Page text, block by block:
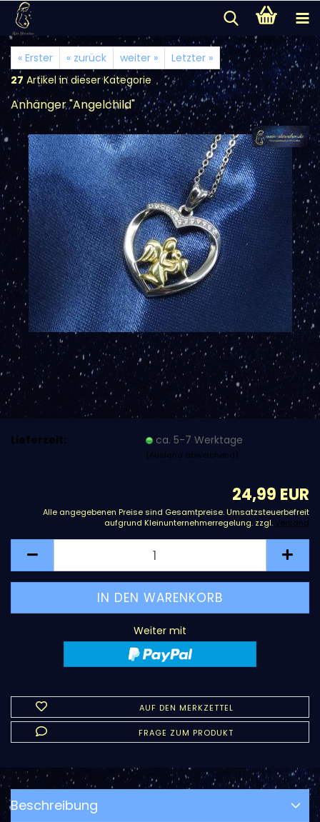
« Erster « zurück weiter »
Letzter »
27 Artikel in dieser Kategorie
Anhänger "Angelchild"
Lieferzeit: ca. 5-7 Werktage
(Ausland abweichend)
24,99 EUR
Alle angegebenen Preise sind Gesamtpreise. Umsatzsteuerbefreit
aufgrund Kleinunternehmerregelung. zzgl. Versand
Weiter mit
AUF DEN MERKZETTEL
FRAGE ZUM PRODUKT
Beschreibung